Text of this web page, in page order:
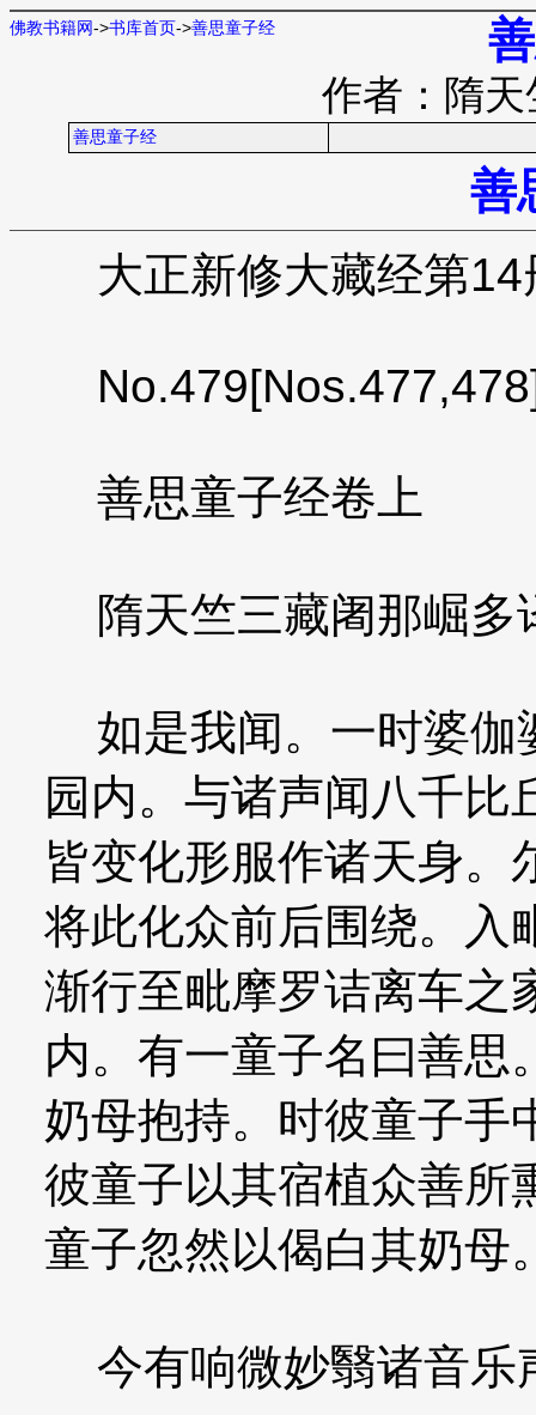
佛教书籍网->书库首页->善思童子经
作者：隋
善思童子经
善
大正新修大藏经第14
善思童子经卷上
隋天竺三藏阇那崛多
如是我闻。一时婆伽
园内。与诸声闻八千比
皆变化形服作诸天身。
将此化众前后围绕。入
渐行至毗摩罗诘离车之
内。有一童子名曰善思
奶母抱持。时彼童子手
彼童子以其宿植众善所
童子忽然以偈白其奶母
今有响微妙翳诸音乐